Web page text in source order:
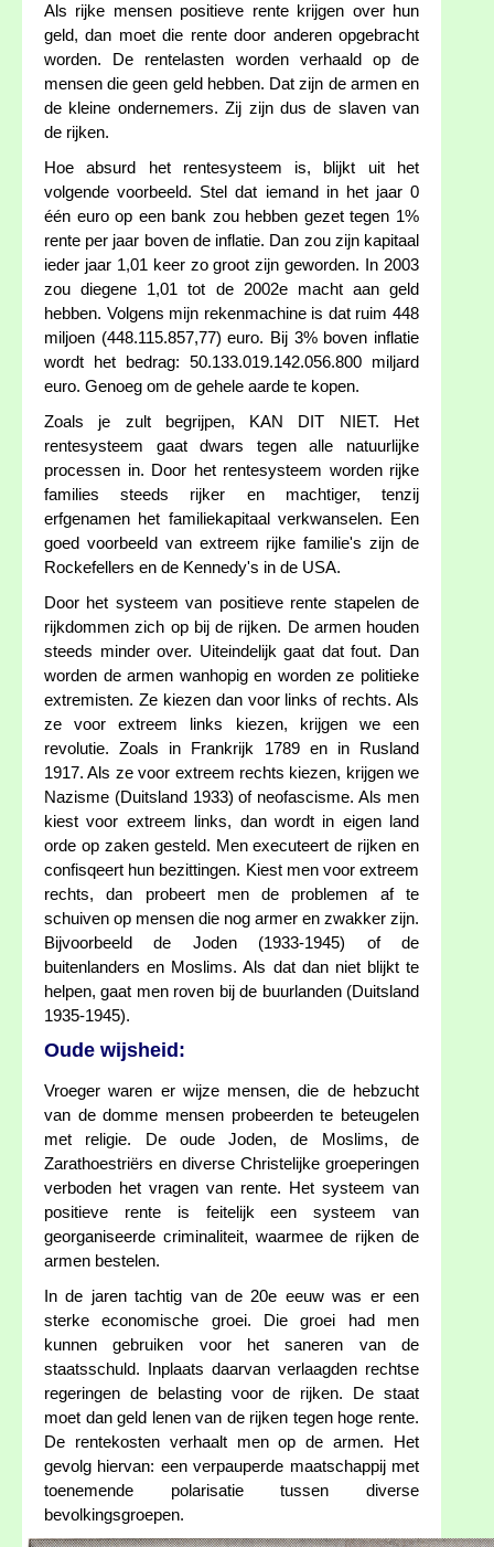
Als rijke mensen positieve rente krijgen over hun
geld, dan moet die rente door anderen opgebracht
worden. De rentelasten worden verhaald op de
mensen die geen geld hebben. Dat zijn de armen en
de kleine ondernemers. Zij zijn dus de slaven van
de rijken.
Hoe absurd het rentesysteem is, blijkt uit het
volgende voorbeeld. Stel dat iemand in het jaar 0
één euro op een bank zou hebben gezet tegen 1%
rente per jaar boven de inflatie. Dan zou zijn kapitaal
ieder jaar 1,01 keer zo groot zijn geworden. In 2003
zou diegene 1,01 tot de 2002e macht aan geld
hebben. Volgens mijn rekenmachine is dat ruim 448
miljoen (448.115.857,77) euro. Bij 3% boven inflatie
wordt het bedrag: 50.133.019.142.056.800 miljard
euro. Genoeg om de gehele aarde te kopen.
Zoals je zult begrijpen, KAN DIT NIET. Het
rentesysteem gaat dwars tegen alle natuurlijke
processen in. Door het rentesysteem worden rijke
families steeds rijker en machtiger, tenzij
erfgenamen het familiekapitaal verkwanselen. Een
goed voorbeeld van extreem rijke familie's zijn de
Rockefellers en de Kennedy's in de USA.
Door het systeem van positieve rente stapelen de
rijkdommen zich op bij de rijken. De armen houden
steeds minder over. Uiteindelijk gaat dat fout. Dan
worden de armen wanhopig en worden ze politieke
extremisten. Ze kiezen dan voor links of rechts. Als
ze voor extreem links kiezen, krijgen we een
revolutie. Zoals in Frankrijk 1789 en in Rusland
1917. Als ze voor extreem rechts kiezen, krijgen we
Nazisme (Duitsland 1933) of neofascisme. Als men
kiest voor extreem links, dan wordt in eigen land
orde op zaken gesteld. Men executeert de rijken en
confisqeert hun bezittingen. Kiest men voor extreem
rechts, dan probeert men de problemen af te
schuiven op mensen die nog armer en zwakker zijn.
Bijvoorbeeld de Joden (1933-1945) of de
buitenlanders en Moslims. Als dat dan niet blijkt te
helpen, gaat men roven bij de buurlanden (Duitsland
1935-1945).
Oude wijsheid:
Vroeger waren er wijze mensen, die de hebzucht
van de domme mensen probeerden te beteugelen
met religie. De oude Joden, de Moslims, de
Zarathoestriërs en diverse Christelijke groeperingen
verboden het vragen van rente. Het systeem van
positieve rente is feitelijk een systeem van
georganiseerde criminaliteit, waarmee de rijken de
armen bestelen.
In de jaren tachtig van de 20e eeuw was er een
sterke economische groei. Die groei had men
kunnen gebruiken voor het saneren van de
staatsschuld. Inplaats daarvan verlaagden rechtse
regeringen de belasting voor de rijken. De staat
moet dan geld lenen van de rijken tegen hoge rente.
De rentekosten verhaalt men op de armen. Het
gevolg hiervan: een verpauperde maatschappij met
toenemende polarisatie tussen diverse
bevolkingsgroepen.